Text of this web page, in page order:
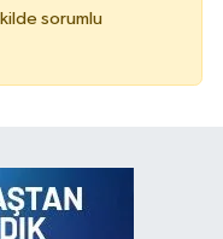
sorumlu